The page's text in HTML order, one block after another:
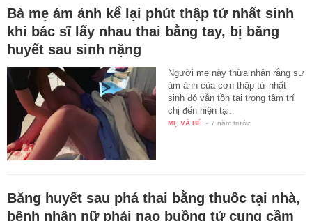
Bà mẹ ám ảnh kể lại phút thập tử nhất sinh
khi bác sĩ lấy nhau thai bằng tay, bị băng
huyết sau sinh nặng
Người mẹ này thừa nhận rằng sự
ám ảnh của cơn thập tử nhất
sinh đó vẫn tồn tại trong tâm trí
chị đến hiện tại.
MẸ VÀ BÉ - 7 năm trước
Băng huyết sau phá thai bằng thuốc tại nhà,
bệnh nhân nữ phải nạo buồng tử cung cầm